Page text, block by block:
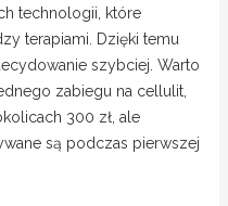
technologii, które
terapiami. Dzięki temu
szybciej. Warto
zabiegu na cellulit,
300 zł, ale
są podczas pierwszej